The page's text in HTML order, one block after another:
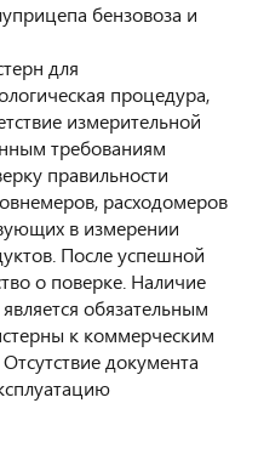
бензовоза и
для
процедура,
измерительной
требованиям
правильности
расходомеров
в измерении
После успешной
о поверке. Наличие
обязательным
к коммерческим
документа